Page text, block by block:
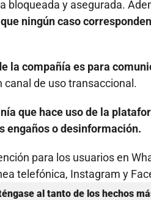
y asegurada.
ningún caso
la compañía es para
canal de uso transaccional.
que hace uso de la
engaños o desinformación.
para los usuarios en
telefónica, Instagram y
al tanto de los hechos